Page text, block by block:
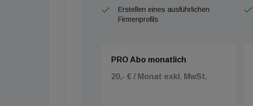
Erstellen eines ausführlichen
Firmenprofils
PRO Abo monatlich
20,- € / Monat exkl. MwSt.